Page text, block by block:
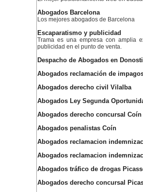
Abogados Barcelona
Los mejores abogados de Barcelona
Escaparatismo y publicidad
Trama es una empresa con amplia
publicidad en el punto de venta.
Despacho de Abogados en
Abogados reclamación de
Abogados derecho civil Vilalba
Abogados Ley Segunda
Abogados derecho concursal Coín
Abogados penalistas Coín
Abogados reclamacion
Abogados reclamacion
Abogados tráfico de drogas
Abogados derecho concursal